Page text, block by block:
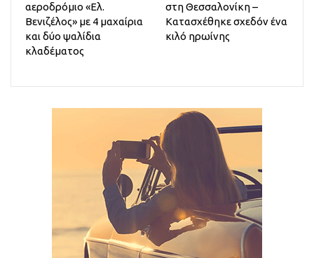
αεροδρόμιο «Ελ.
Βενιζέλος» με 4 μαχαίρια
και δύο ψαλίδια
κλαδέματος
στη Θεσσαλονίκη –
Κατασχέθηκε σχεδόν ένα
κιλό ηρωίνης